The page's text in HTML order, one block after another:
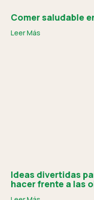
Comer saludable
Leer Más
Ideas divertidas
hacer frente a las